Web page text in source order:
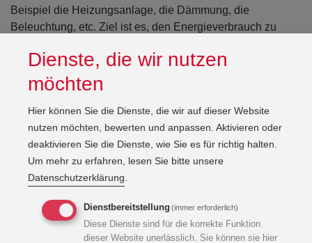
Beispiel die Heizungsanlage, die Dämmung, die
Beleuchtung, etc. Ziel ist es, den Energieverbrauch zu
sparen. Durch eine Energieberatung können wir Ihnen
auch Informationen über Fördermöglichkeiten und
staatliche Zuschüsse erhalten.
Unsere umfassenden
Leistungen in der
Energieberatung
Wir ermitteln für Sie die Energieeinsparung, die
Dienste, die wir nutzen
möchten
Hier können Sie die Dienste, die wir auf dieser Website
nutzen möchten, bewerten und anpassen. Aktivieren oder
deaktivieren Sie die Dienste, wie Sie es für richtig halten.
Um mehr zu erfahren, lesen Sie bitte unsere
Datenschutzerklärung.
Dienstbereitstellung(immer erforderlich)
Diese Dienste sind für die korrekte Funktion
dieser Website unerlässlich. Sie können sie hier